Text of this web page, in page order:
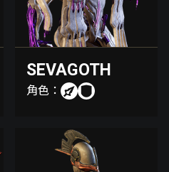
SEVAGOTH
角色：